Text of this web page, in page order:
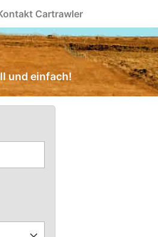
Cartrawler
und einfach!